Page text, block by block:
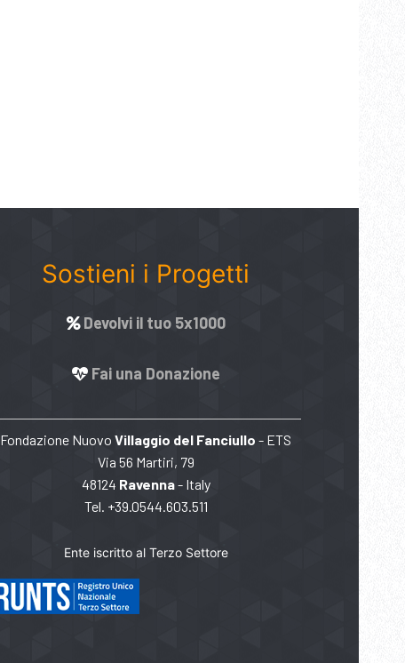
Sostieni i Progetti
Devolvi il tuo 5x1000
Fai una Donazione
Fondazione Nuovo Villaggio del Fanciullo - ETS
Via 56 Martiri, 79
48124 Ravenna- Italy
Tel. +39.0544.603.511
Ente iscritto al Terzo Settore